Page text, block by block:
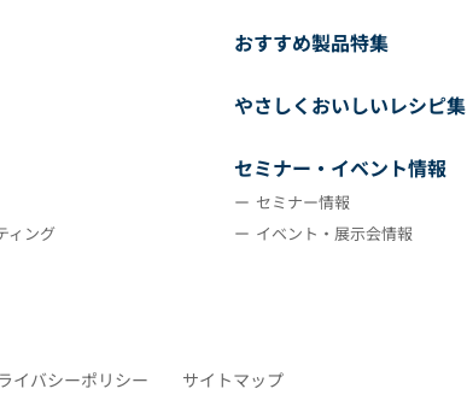
ィング
おすすめ製品特集
やさしくおいしいレシピ集
セミナー・イベント情報
セミナー情報
イベント・展示会情報
イバシーポリシー サイトマップ